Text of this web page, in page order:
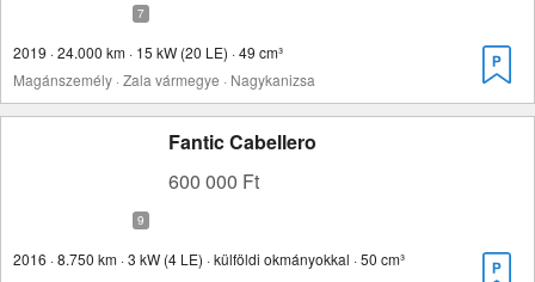
2019 · 24.000 km · 15 kW (20 LE) · 49 cm³
Magánszemély · Zala vármegye · Nagykanizsa
Fantic Cabellero
600 000 Ft
2016 · 8.750 km · 3 kW (4 LE) · külföldi okmányokkal · 50 cm³